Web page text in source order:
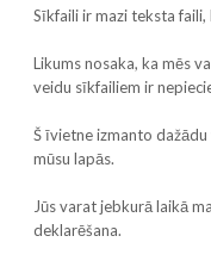
Sīkfaili ir mazi teksta
Likums nosaka, ka mēs
veidu sīkfailiem ir
Š īvietne izmanto
mūsu lapās.
Jūs varat jebkurā laikā
deklarēšana.